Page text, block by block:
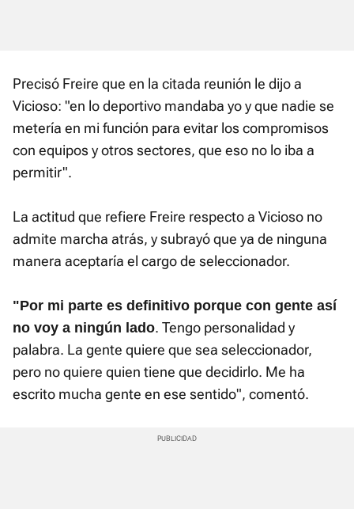
Precisó Freire que en la citada reunión le dijo a
Vicioso: "en lo deportivo mandaba yo y que nadie se
metería en mi función para evitar los compromisos
con equipos y otros sectores, que eso no lo iba a
permitir".
La actitud que refiere Freire respecto a Vicioso no
admite marcha atrás, y subrayó que ya de ninguna
manera aceptaría el cargo de seleccionador.
"Por mi parte es definitivo porque con gente así
no voy a ningún lado. Tengo personalidad y
palabra. La gente quiere que sea seleccionador,
pero no quiere quien tiene que decidirlo. Me ha
escrito mucha gente en ese sentido", comentó.